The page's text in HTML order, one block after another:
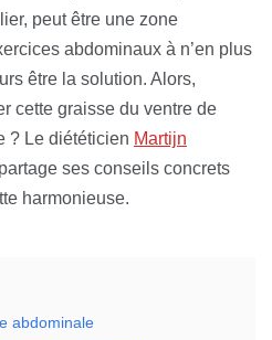
peut être une zone
abdominaux à n’en plus
être la solution. Alors,
cette graisse du ventre de
? Le diététicien Martijn
ses conseils concrets
harmonieuse.
abdominale